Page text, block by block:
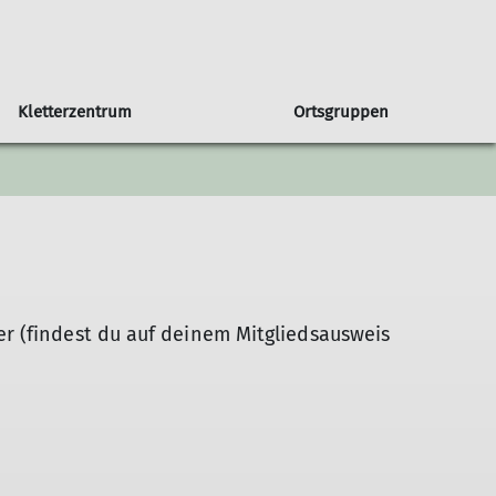
unserer Sektion Newsletter
Programmheft
Seniorengruppe Sportgruppe
Kletterzentrum
Klettern & Bouldern mit Kids
Ortsgruppen
Orstgruppe Bühl
(findest du auf deinem Mitgliedsausweis